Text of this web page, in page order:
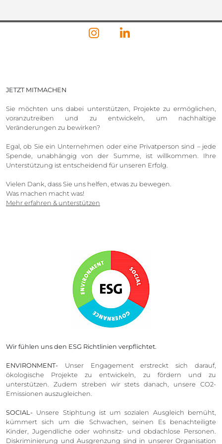
JETZT MITMACHEN
Sie möchten uns dabei unterstützen, Projekte zu ermöglichen,
voranzutreiben und zu entwickeln, um nachhaltige
Veränderungen zu bewirken?
Egal, ob Sie ein Unternehmen oder eine Privatperson sind – jede
Spende, unabhängig von der Summe, ist willkommen. Ihre
Unterstützung ist entscheidend für unseren Erfolg.
Vielen Dank, dass Sie uns helfen, etwas zu bewegen.
Was machen macht was!
Mehr erfahren & unterstützen
Wir fühlen uns den ESG Richtlinien verpflichtet.
ENVIRONMENT- Unser Engagement erstreckt sich darauf,
ökologische Projekte zu entwickeln, zu fördern und zu
unterstützen. Zudem streben wir stets danach, unsere CO2-
Emissionen auszugleichen.
SOCIAL- Unsere Stiphtung ist um sozialen Ausgleich bemüht,
kümmert sich um die Schwachen, seinen Es benachteiligte
Kinder, Jugendliche oder wohnsitz- und obdachlose Personen.
Diskriminierung und Ausgrenzung sind in unserer Organisation